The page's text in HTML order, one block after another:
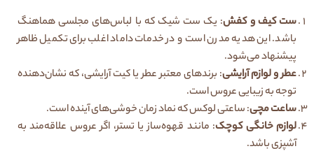
ست کیف و کفش: یک ست شیک که با لباس‌های مجلسی هماهنگ
باشد. این هدیه مدرن است و در خدمات داماد اغلب برای تکمیل ظاهر
پیشنهاد می‌شود.
عطر و لوازم آرایشی: برندهای معتبر عطر یا کیت آرایشی، که نشان‌دهنده
توجه به زیبایی عروس است.
ساعت مچی: ساعتی لوکس که نماد زمان خوشی‌های آینده است.
لوازم خانگی کوچک: مانند قهوه‌ساز یا تستر، اگر عروس علاقه‌مند به
آشپزی باشد.